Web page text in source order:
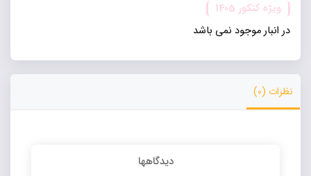
ویژه کنکور 1405
در انبار موجود نمی باشد
نظرات (0)
دیدگاهها